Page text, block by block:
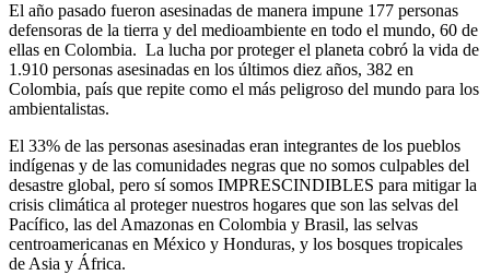
El año pasado fueron asesinadas de manera impune 177 personas
defensoras de la tierra y del medioambiente en todo el mundo, 60 de
ellas en Colombia. La lucha por proteger el planeta cobró la vida de
1.910 personas asesinadas en los últimos diez años, 382 en
Colombia, país que repite como el más peligroso del mundo para los
ambientalistas.
El 33% de las personas asesinadas eran integrantes de los pueblos
indígenas y de las comunidades negras que no somos culpables del
desastre global, pero sí somos IMPRESCINDIBLES para mitigar la
crisis climática al proteger nuestros hogares que son las selvas del
Pacífico, las del Amazonas en Colombia y Brasil, las selvas
centroamericanas en México y Honduras, y los bosques tropicales
de Asia y África.